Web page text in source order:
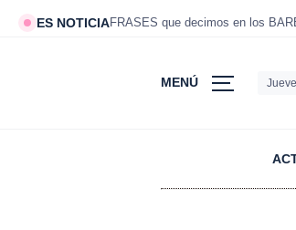
ES NOTICIAFRASES que decimos en los
MENÚ